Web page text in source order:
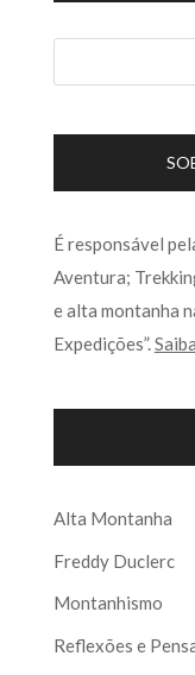
É responsável
Aventura;
e alta montanha
Expedições”.
Alta Montanha
Freddy Duclerc
Montanhismo
Reflexões e